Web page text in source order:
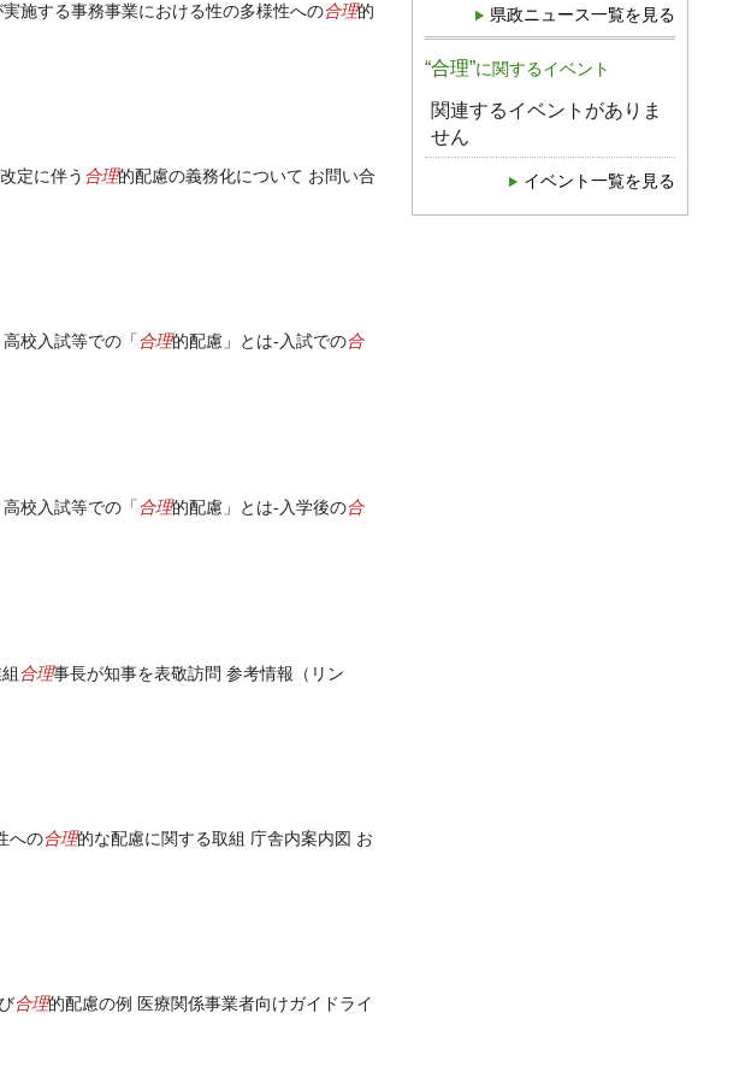
県政ニュース一覧を見る
“合理”に関するイベント
関連するイベントがありま
せん
イベント一覧を見る
施する事務事業における性の多様性への合理的
定に伴う 合理的配慮の義務化について お問い合
校入試等での「 合理的配慮」とは-入試での合
校入試等での「 合理的配慮」とは-入学後の合
合理事長が知事を表敬訪問 参考情報（リン
への合理的な配慮に関する取組 庁舎内案内図 お
合理的配慮の例 医療関係事業者向けガイドライ